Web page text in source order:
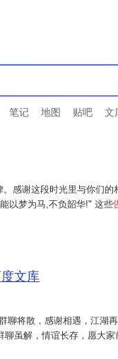
笔记 地图 贴吧 文
检索
感谢这段时光里与你们
以梦为马,不负韶华!" 这些
情与祝福。
文库
聊将散，感谢相遇，江湖
虽解，情谊长存，愿大家
群聊解散，明日辉煌再聚